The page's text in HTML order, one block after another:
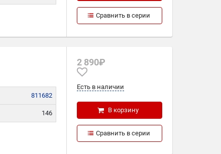
Сравнить в серии
811682
146
2 890₽
Есть в наличии
В корзину
Сравнить в серии